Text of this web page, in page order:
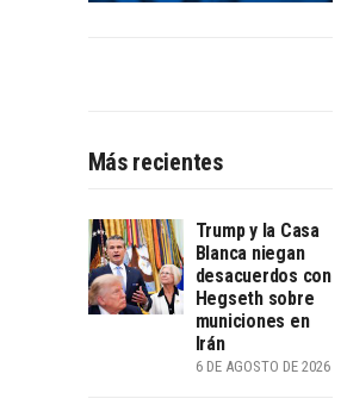
Más recientes
Trump y la Casa
Blanca niegan
desacuerdos con
Hegseth sobre
municiones en
Irán
6 DE AGOSTO DE 2026